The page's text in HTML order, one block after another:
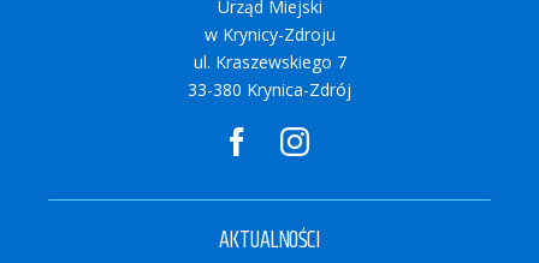
Urząd Miejski
w Krynicy-Zdroju
ul. Kraszewskiego 7
33-380 Krynica-Zdrój
AKTUALNOŚCI